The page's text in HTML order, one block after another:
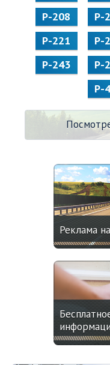
Р-208
Р-
Р-221
Р-
Р-243
Р-
Р-
Реклама